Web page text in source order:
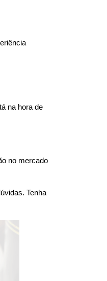
na hora de
no mercado
Tenha